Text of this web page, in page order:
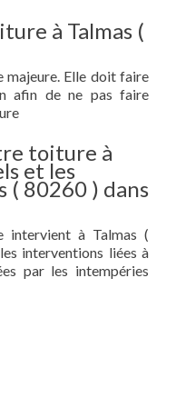
à Talmas (
majeure. Elle doit faire
afin de ne pas faire
toiture à
et les
( 80260 ) dans
intervient à Talmas (
interventions liées à
par les intempéries